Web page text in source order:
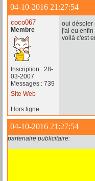
04-10-2016 21:27:54
coco067
Membre
Inscription : 28-
03-2007
Messages : 739
Site Web
oui désoler
j'ai eu enfin
voilà c'est
Hors ligne
04-10-2016 21:27:54
partenaire publicitaire: